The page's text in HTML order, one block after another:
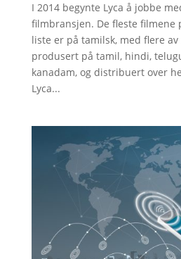
I 2014 begynte Lyca å jobbe
filmbransjen. De fleste filmene
liste er på tamilsk, med flere
produsert på tamil, hindi,
kanadam, og distribuert over
Lyca...